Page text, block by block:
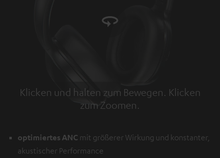
Klicken und halten zum Bewegen. Klicken
zum Zoomen.
Tap to zoom
optimiertes ANC mit größerer Wirkung und konstanter,
akustischer Performance